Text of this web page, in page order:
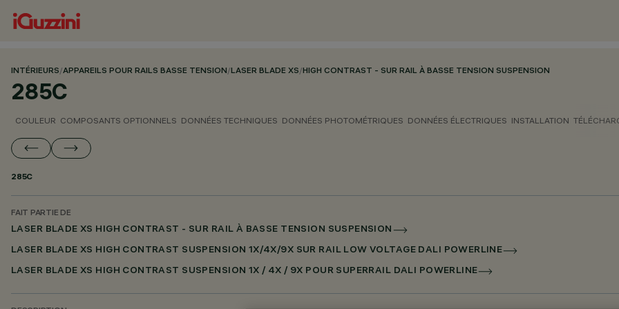
INTÉRIEURS/APPAREILS POUR RAILS BASSE TENSION/LASER BLADE XS/HIGH CONTRAST - SUR RAIL À BASSE TENSION SUSPENSION
285C
COULEUR COMPOSANTS OPTIONNELS DONNÉES TECHNIQUES DONNÉES PHOTOMÉTRIQUES DONNÉES ÉLECTRIQUES INSTALLATION
285C
FAIT PARTIE DE
LASER BLADE XS HIGH CONTRAST - SUR RAIL À BASSE TENSION SUSPENSION
LASER BLADE XS HIGH CONTRAST SUSPENSION 1X/4X/9X SUR RAIL LOW VOLTAGE DALI POWERLINE
LASER BLADE XS HIGH CONTRAST SUSPENSION 1X / 4X / 9X POUR SUPERRAIL DALI POWERLINE